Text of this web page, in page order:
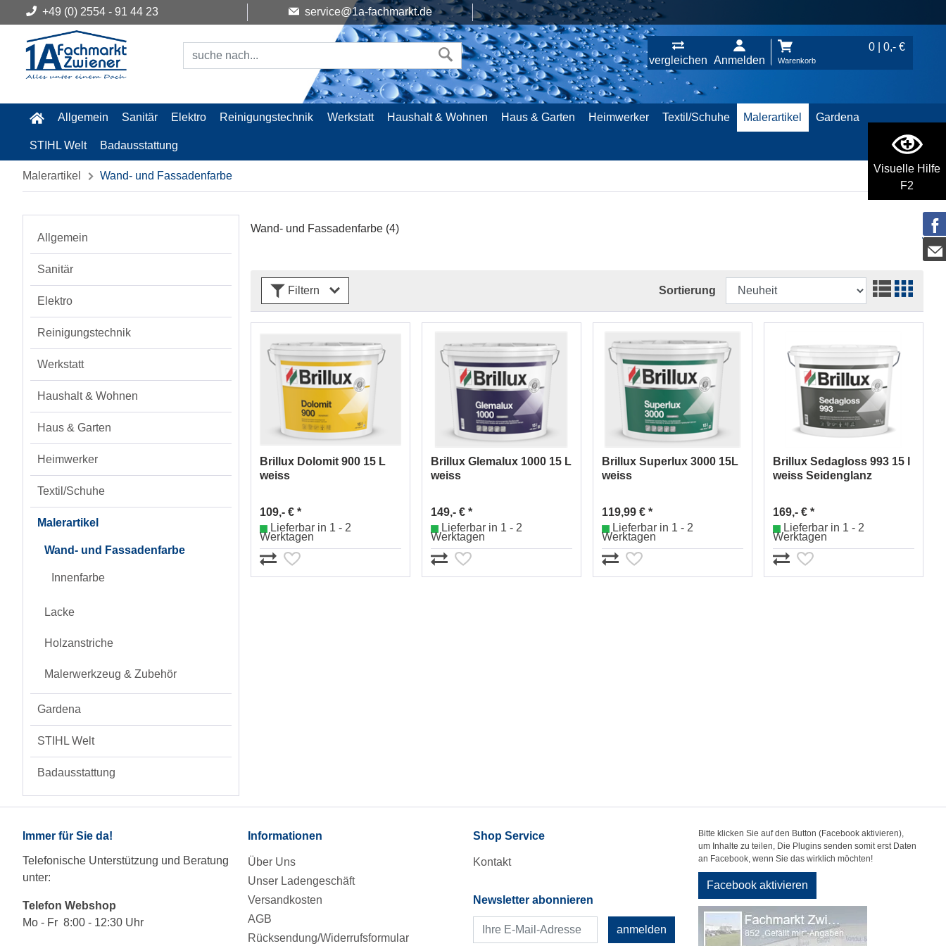
Visuelle Hilfe
F2
+49 (0) 2554 - 91 44 23 service@1a-fachmarkt.de
vergleichen Anmelden
0 | 0,- €
Warenkorb
Allgemein Sanitär Elektro Reinigungstechnik Werkstatt Haushalt & Wohnen Haus & Garten Heimwerker Textil/Schuhe Malerartikel Gardena
STIHL Welt Badausstattung
Malerartikel Wand- und Fassadenfarbe
Allgemein
Sanitär
Elektro
Reinigungstechnik
Werkstatt
Haushalt & Wohnen
Haus & Garten
Heimwerker
Textil/Schuhe
Malerartikel
Wand- und Fassadenfarbe
Innenfarbe
Lacke
Holzanstriche
Malerwerkzeug & Zubehör
Gardena
STIHL Welt
Badausstattung
Wand- und Fassadenfarbe (4)
Filtern Sortierung
Brillux Dolomit 900 15 L
weiss
109,- € *
Lieferbar in 1 - 2
Werktagen
Brillux Glemalux 1000 15 L
weiss
149,- € *
Lieferbar in 1 - 2
Werktagen
Brillux Superlux 3000 15L
weiss
119,99 € *
Lieferbar in 1 - 2
Werktagen
Brillux Sedagloss 993 15 l
weiss Seidenglanz
169,- € *
Lieferbar in 1 - 2
Werktagen
Immer für Sie da!
Telefonische Unterstützung und Beratung
unter:
Telefon Webshop
Mo - Fr 8:00 - 12:30 Uhr
Informationen
Über Uns
Unser Ladengeschäft
Versandkosten
AGB
Rücksendung/Widerrufsformular
Shop Service
Kontakt
Newsletter abonnieren
anmelden
Bitte klicken Sie auf den Button (Facebook aktivieren),
um Inhalte zu teilen, Die Plugins senden somit erst Daten
an Facebook, wenn Sie das wirklich möchten!
Facebook aktivieren